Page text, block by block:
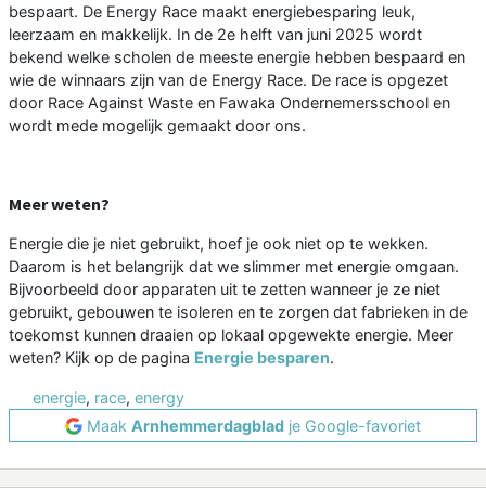
bespaart. De Energy Race maakt energiebesparing leuk,
leerzaam en makkelijk. In de 2e helft van juni 2025 wordt
bekend welke scholen de meeste energie hebben bespaard en
wie de winnaars zijn van de Energy Race. De race is opgezet
door Race Against Waste en Fawaka Ondernemersschool en
wordt mede mogelijk gemaakt door ons.
Meer weten?
Energie die je niet gebruikt, hoef je ook niet op te wekken.
Daarom is het belangrijk dat we slimmer met energie omgaan.
Bijvoorbeeld door apparaten uit te zetten wanneer je ze niet
gebruikt, gebouwen te isoleren en te zorgen dat fabrieken in de
toekomst kunnen draaien op lokaal opgewekte energie. Meer
weten? Kijk op de pagina Energie besparen.
energie, race, energy
Maak Arnhemmerdagblad je Google-favoriet